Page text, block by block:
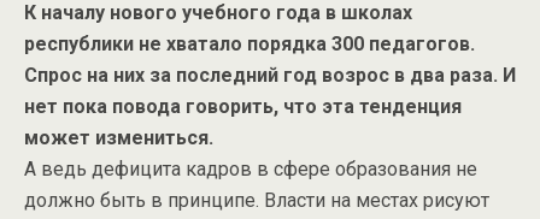
К началу нового учебного года в школах
республики не хватало порядка 300 педагогов.
Спрос на них за последний год возрос в два раза. И
нет пока повода говорить, что эта тенденция
может измениться.
А ведь дефицита кадров в сфере образования не
должно быть в принципе. Власти на местах рисуют